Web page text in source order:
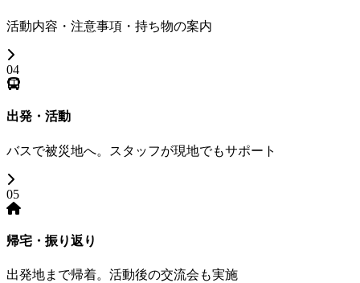
活動内容・注意事項・持ち物の案内
04
出発・活動
バスで被災地へ。スタッフが現地でもサポート
05
帰宅・振り返り
出発地まで帰着。活動後の交流会も実施